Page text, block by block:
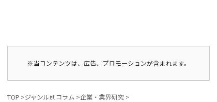
※当コンテンツは、広告、プロモーションが含まれます。
TOP >ジャンル別コラム >企業・業界研究 >